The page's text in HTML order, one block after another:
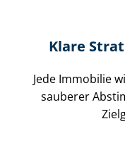
Klare
Jede Immobilie
sauberer